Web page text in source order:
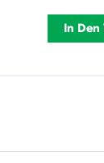
BENZ
CLASS
Menge
In